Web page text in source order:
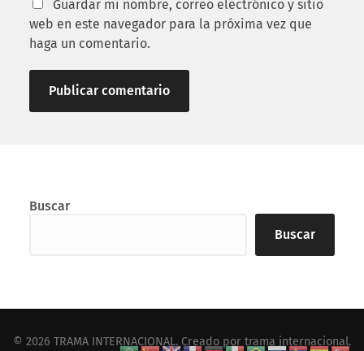
Guardar mi nombre, correo electrónico y sitio
web en este navegador para la próxima vez que
haga un comentario.
Buscar
Buscar
© 2026 TRAMA INTERNACIONAL. Creado por trama internacional.